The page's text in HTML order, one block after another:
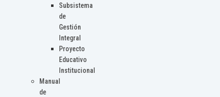
Subsistema
de
Gestión
Integral
Proyecto
Educativo
Institucional
Manual
de